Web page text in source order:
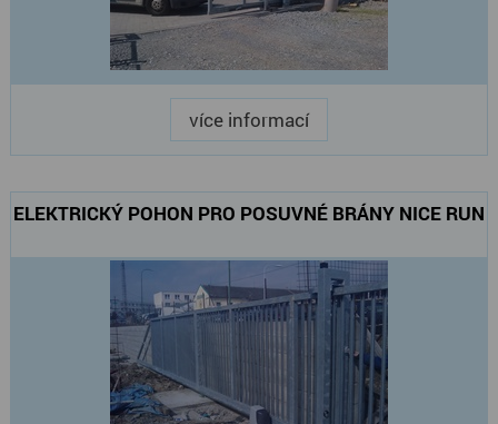
více informací
ELEKTRICKÝ POHON PRO POSUVNÉ BRÁNY NICE RUN